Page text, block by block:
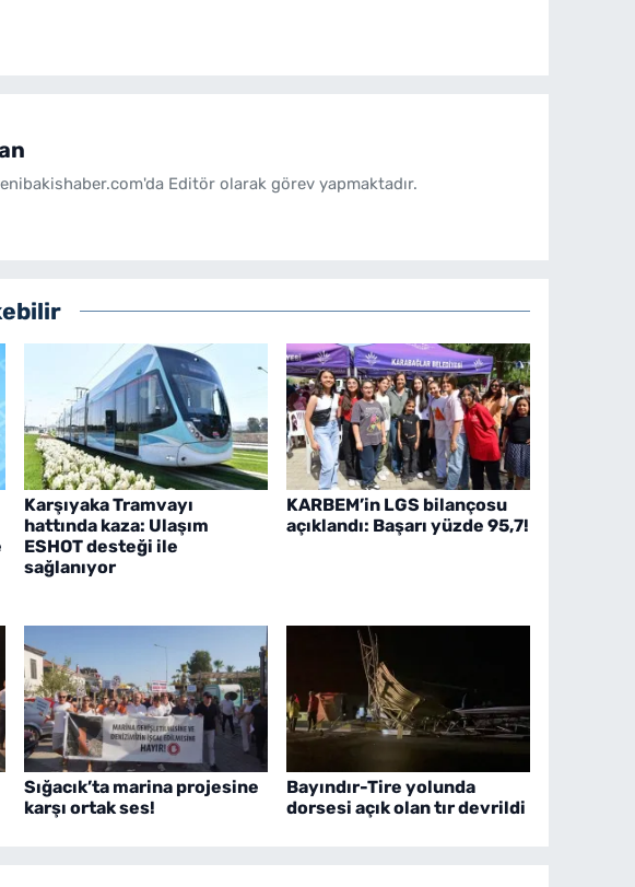
Editör olarak görev yapmaktadır.
Karşıyaka Tramvayı
hattında kaza: Ulaşım
ESHOT desteği ile
sağlanıyor
KARBEM’in LGS bilançosu
açıklandı: Başarı yüzde 95,7!
Sığacık’ta marina projesine
karşı ortak ses!
Bayındır-Tire yolunda
dorsesi açık olan tır devrildi